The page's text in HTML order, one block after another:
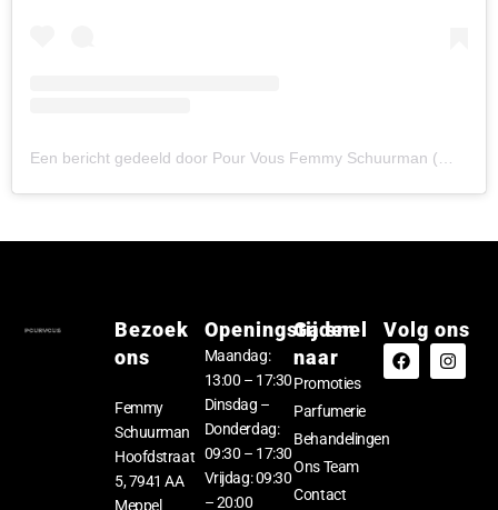
Bezoek
ons
Femmy
Schuurman
Hoofdstraat
5, 7941 AA
Meppel
Openingstijden
Maandag:
13:00 – 17:30
Dinsdag –
Donderdag:
09:30 – 17:30
Vrijdag: 09:30
– 20:00
Ga snel
naar
Promoties
Parfumerie
Behandelingen
Ons Team
Contact
Volg ons